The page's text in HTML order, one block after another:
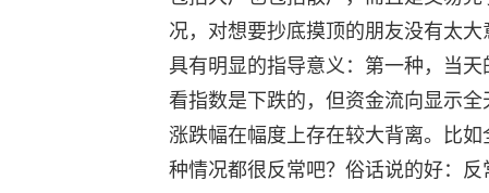
况，对想要抄底摸顶的朋友没有太
具有明显的指导意义：第一种，当
看指数是下跌的，但资金流向显示
涨跌幅在幅度上存在较大背离。比
种情况都很反常吧？俗话说的好：